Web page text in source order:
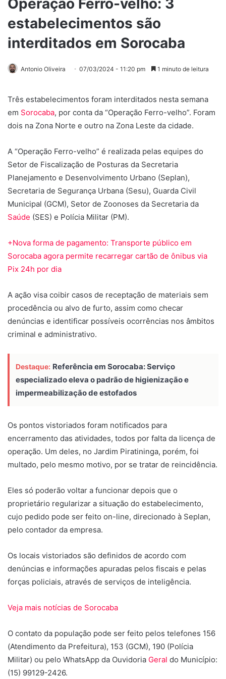
Operação Ferro-velho: 3
estabelecimentos são
interditados em Sorocaba
Antonio Oliveira 07/03/2024 - 11:20 pm 1 minuto de leitura
Três estabelecimentos foram interditados nesta semana
em Sorocaba, por conta da “Operação Ferro-velho”. Foram
dois na Zona Norte e outro na Zona Leste da cidade.
A “Operação Ferro-velho” é realizada pelas equipes do
Setor de Fiscalização de Posturas da Secretaria
Planejamento e Desenvolvimento Urbano (Seplan),
Secretaria de Segurança Urbana (Sesu), Guarda Civil
Municipal (GCM), Setor de Zoonoses da Secretaria da
Saúde (SES) e Polícia Militar (PM).
+Nova forma de pagamento: Transporte público em
Sorocaba agora permite recarregar cartão de ônibus via
Pix 24h por dia
A ação visa coibir casos de receptação de materiais sem
procedência ou alvo de furto, assim como checar
denúncias e identificar possíveis ocorrências nos âmbitos
criminal e administrativo.
Destaque: Referência em Sorocaba: Serviço
especializado eleva o padrão de higienização e
impermeabilização de estofados
Os pontos vistoriados foram notificados para
encerramento das atividades, todos por falta da licença de
operação. Um deles, no Jardim Piratininga, porém, foi
multado, pelo mesmo motivo, por se tratar de reincidência.
Eles só poderão voltar a funcionar depois que o
proprietário regularizar a situação do estabelecimento,
cujo pedido pode ser feito on-line, direcionado à Seplan,
pelo contador da empresa.
Os locais vistoriados são definidos de acordo com
denúncias e informações apuradas pelos fiscais e pelas
forças policiais, através de serviços de inteligência.
Veja mais notícias de Sorocaba
O contato da população pode ser feito pelos telefones 156
(Atendimento da Prefeitura), 153 (GCM), 190 (Polícia
Militar) ou pelo WhatsApp da Ouvidoria Geral do Município:
(15) 99129-2426.